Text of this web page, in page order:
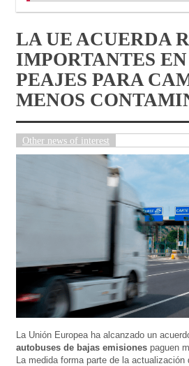
LA UE ACUERDA
IMPORTANTES
PEAJES PARA
MENOS
Other news of interest
La Unión Europea ha alcanzado un
autobuses de bajas emisiones paguen
La medida forma parte de la actualización